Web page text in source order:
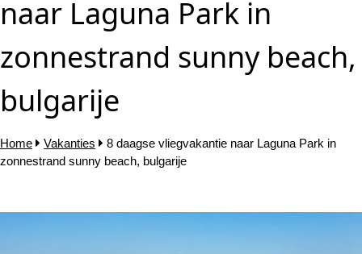
naar Laguna Park in
zonnestrand sunny beach,
bulgarije
Home Vakanties
8 daagse vliegvakantie naar Laguna Park in
zonnestrand sunny beach, bulgarije